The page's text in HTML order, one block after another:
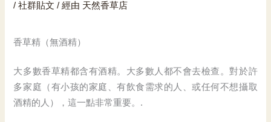
/社群貼文 / 經由 天然香草店
香草精（無酒精）
大多數香草精都含有酒精。大多數人都不會去檢查。對於許
多家庭（有小孩的家庭、有飲食需求的人、或任何不想攝取
酒精的人），這一點非常重要。.